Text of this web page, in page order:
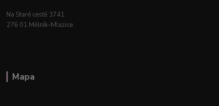
Na Staré cestě 3741
276 01 Mělník–Mlazice
Mapa